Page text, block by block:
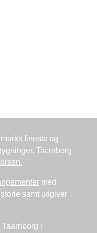
fineste og
Taarnborg
med
samt udgiver
i